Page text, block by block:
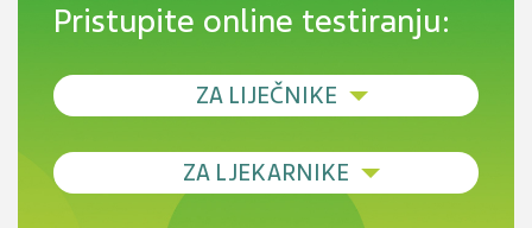
Pristupite online testiranju:
ZA LIJEČNIKE
Debljina - od prevencije do personalizirane
Novi pogled na migrenu: komorbiditeti, spolne
ZA LJEKARNIKE